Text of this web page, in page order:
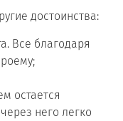
достоинства:
Все благодаря
остается
него легко